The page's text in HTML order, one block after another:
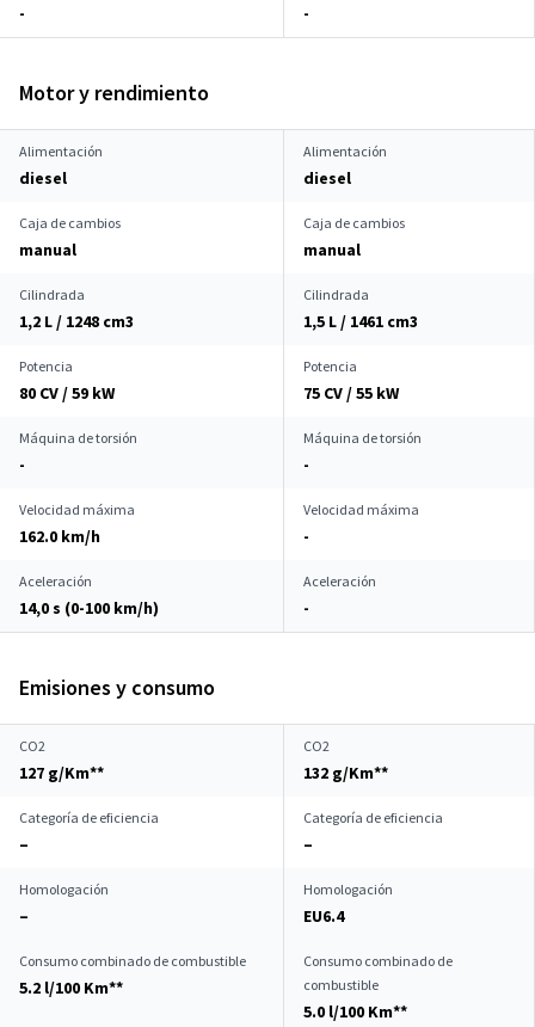
- -
Motor y rendimiento
Alimentación
diesel
Alimentación
diesel
Caja de cambios
manual
Caja de cambios
manual
Cilindrada
1,2 L / 1248 cm3
Cilindrada
1,5 L / 1461 cm3
Potencia
80 CV / 59 kW
Potencia
75 CV / 55 kW
Máquina de torsión
-
Máquina de torsión
-
Velocidad máxima
162.0 km/h
Velocidad máxima
-
Aceleración
14,0 s (0-100 km/h)
Aceleración
-
Emisiones y consumo
CO2
127 g/Km**
CO2
132 g/Km**
Categoría de eficiencia
–
Categoría de eficiencia
–
Homologación
–
Homologación
EU6.4
Consumo combinado de combustible
5.2 l/100 Km**
Consumo combinado de
combustible
5.0 l/100 Km**